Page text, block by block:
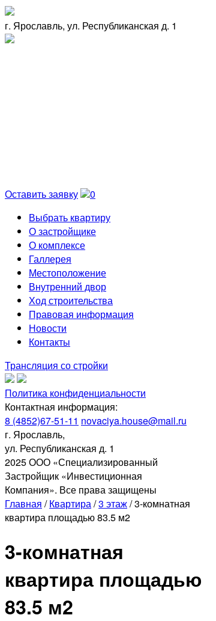
г. Ярославль, ул. Республиканская д. 1
Оставить заявку
0
Выбрать квартиру
О застройщике
О комплексе
Галлерея
Местоположение
Внутренний двор
Ход строительства
Правовая информация
Новости
Контакты
Трансляция со стройки
Политика конфиденциальности
Контактная информация:
8 (4852)67-51-11 novaciya.house@mail.ru
г. Ярославль,
ул. Республиканская д. 1
2025 ООО «Специализированный
Застройщик «Инвестиционная
Компания». Все права защищены
Главная /Квартира/3 этаж/3-комнатная
квартира площадью 83.5 м2
3-комнатная
квартира площадью
83.5 м2